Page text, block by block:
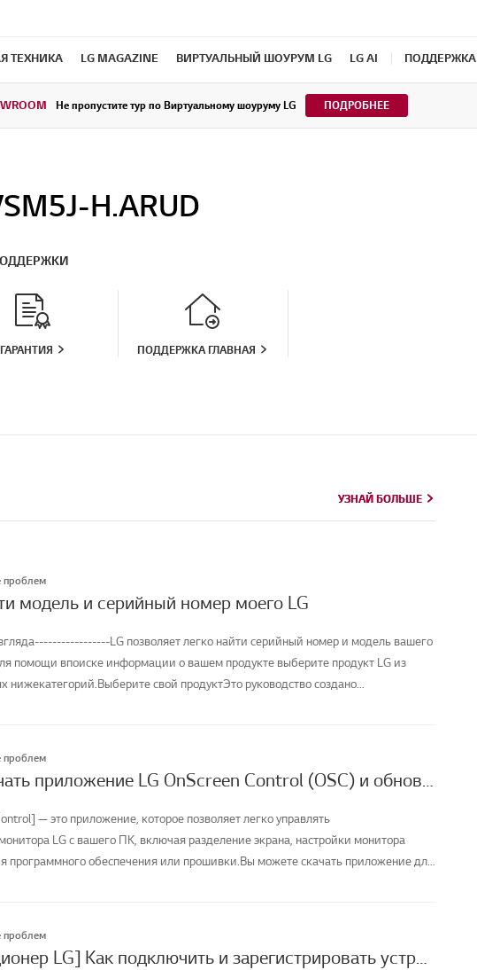
ТЕХНИКА LG MAGAZINE ВИРТУАЛЬНЫЙ ШОУРУМ LG LG AI ПОДДЕРЖКА
Не пропустите тур по Виртуальному шоуруму LG ПОДРОБНЕЕ
H.ARUD
ГАРАНТИЯ ПОДДЕРЖКА ГЛАВНАЯ
УЗНАЙ БОЛЬШЕ
проблем
модель и серийный номер моего LG
LG позволяет легко найти серийный номер и модель вашего
помощи впоиске информации о вашем продукте выберите продукт LG из
нижекатегорий.Выберите свой продуктЭто руководство создано...
проблем
Как скачать приложение LG OnScreen Control (OSC) и обновить программное обеспечение или прошивку мониторов
— это приложение, которое позволяет легко управлять
LG с вашего ПК, включая разделение экрана, настройки монитора
программного обеспечения или прошивки.Вы можете скачать приложение для
проблем
[Кондиционер LG] Как подключить и зарегистрировать устройства в приложении LG ThinQ
УЗНАЙ БОЛЬШЕ